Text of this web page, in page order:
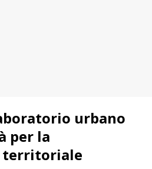
urbano
per la
territoriale